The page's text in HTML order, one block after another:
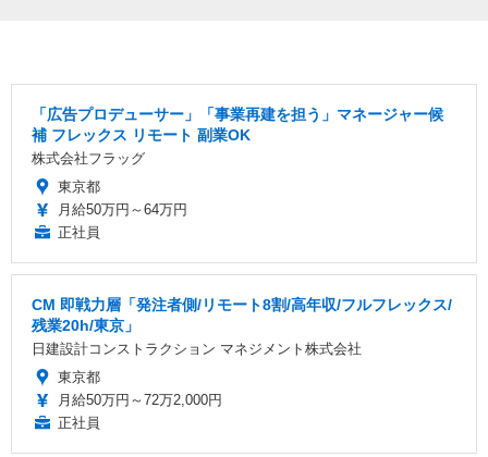
「広告プロデューサー」「事業再建を担う」マネージャー候
補 フレックス リモート 副業OK
株式会社フラッグ
東京都
月給50万円～64万円
正社員
CM 即戦力層「発注者側/リモート8割/高年収/フルフレックス/
残業20h/東京」
日建設計コンストラクション マネジメント株式会社
東京都
月給50万円～72万2,000円
正社員